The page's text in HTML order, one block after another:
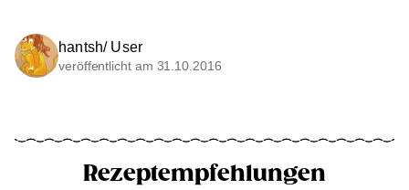
hantsh/ User
veröffentlicht am 31.10.2016
Rezeptempfehlungen